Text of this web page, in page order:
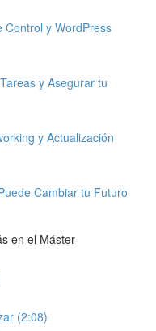
Control y WordPress
y Asegurar tu
y Actualización
Cambiar tu Futuro
en el Máster
(2:08)